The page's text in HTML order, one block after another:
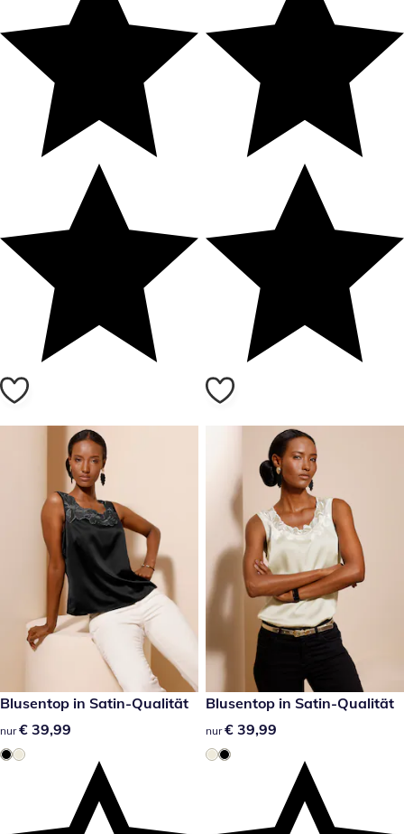
€ 39,99
Blusentop in Satin-Qualität
€ 39,99
nur € 39,99
€ 39,99
Blusentop in Satin-Qualität
€ 39,99
nur € 39,99